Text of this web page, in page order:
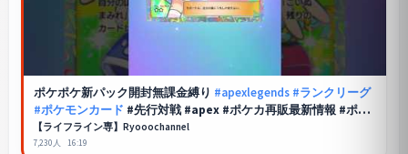
ポケポケ新パック開封無課金縛り #apexlegends #ランクリーグ
#ポケモンカード #先行対戦 #apex #ポケカ再販最新情報 #ポケ
モン #おれポケ #pokemon
【ライフライン専】Ryooochannel
7,230人 16:19